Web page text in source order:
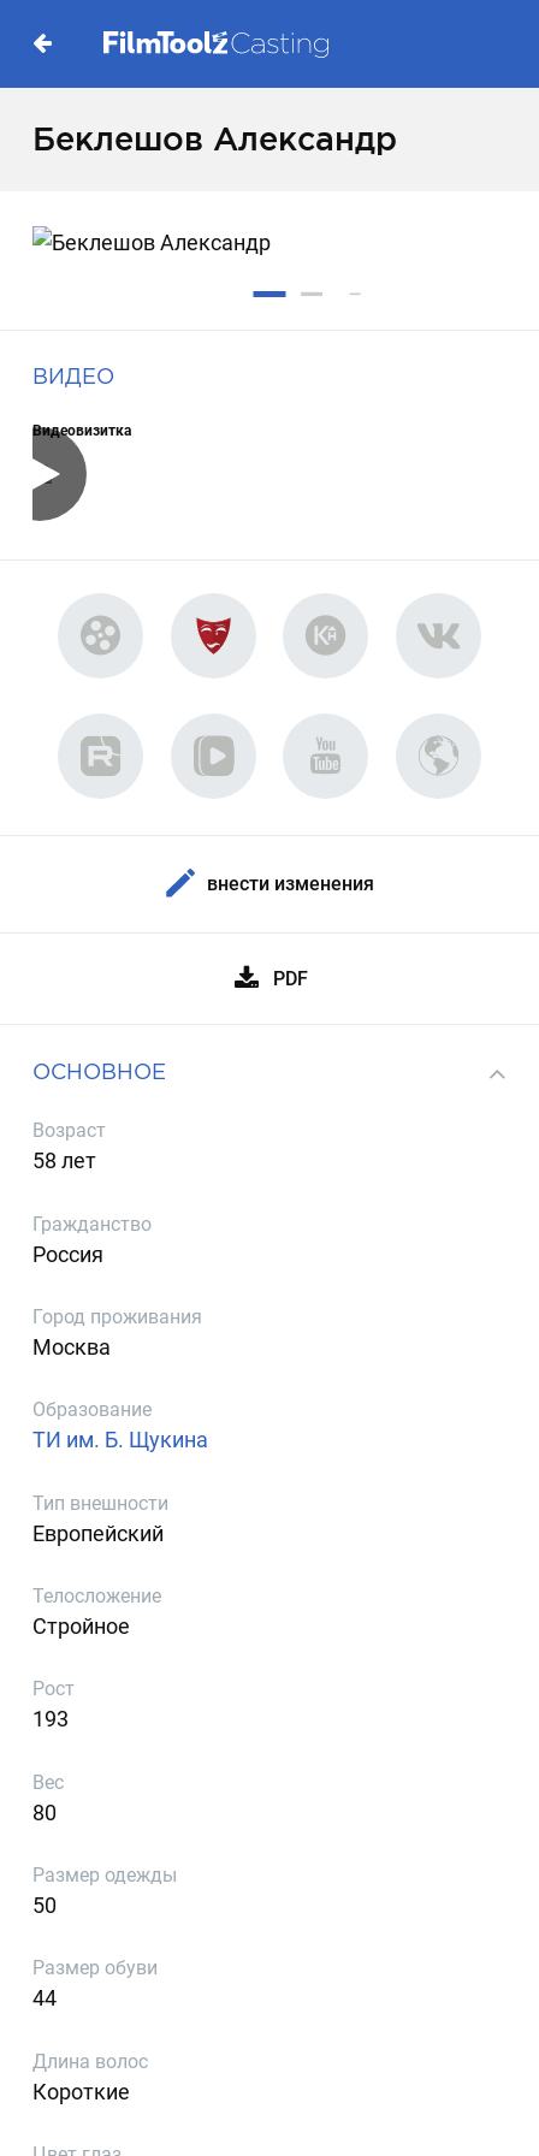
Беклешов Александр
ВИДЕО
Видеовизитка
внести изменения
PDF
ОСНОВНОЕ
Возраст
58 лет
Гражданство
Россия
Город проживания
Москва
Образование
ТИ им. Б. Щукина
Тип внешности
Европейский
Телосложение
Стройное
Рост
193
Вес
80
Размер одежды
50
Размер обуви
44
Длина волос
Короткие